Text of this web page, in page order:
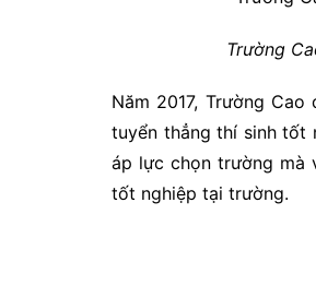
Trường
Năm 2017, Trường
tuyển thẳng thí sinh tốt
áp lực chọn trường mà
tốt nghiệp tại trường.